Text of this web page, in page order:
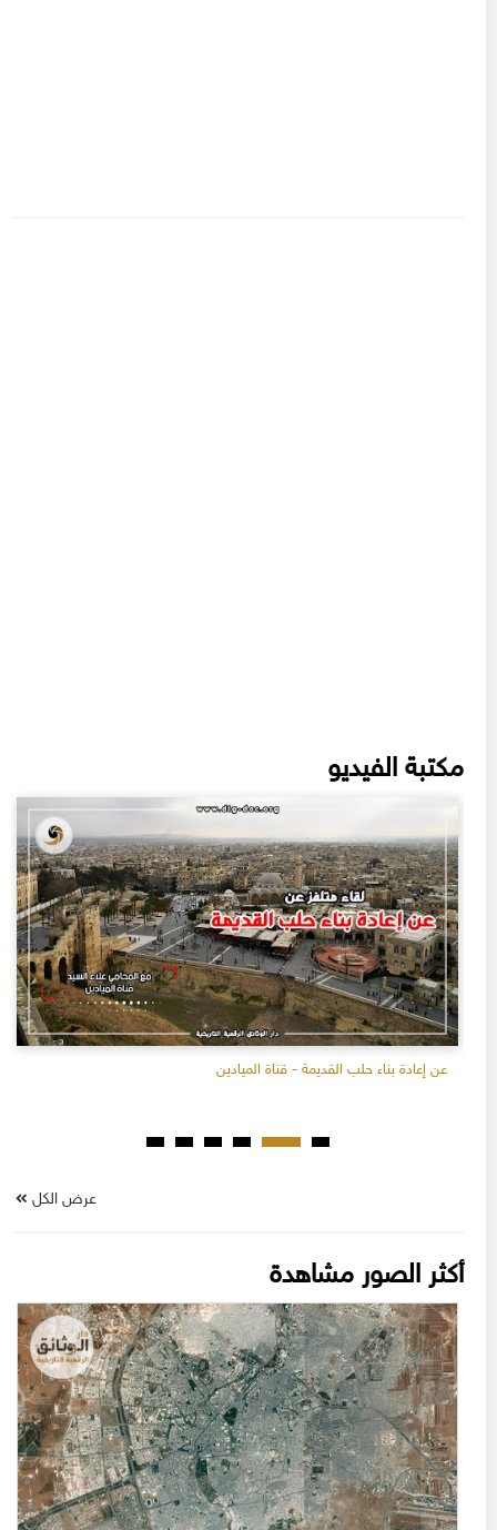
مكتبة الفيديو
عن إعادة بناء حلب القديمة - قناة الميادين
عرض الكل
أكثر الصور مشاهدة